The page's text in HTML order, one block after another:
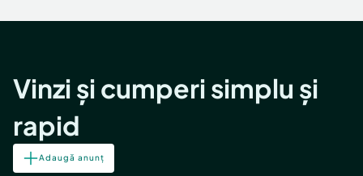
Vinzi și cumperi simplu și
rapid
Adaugă anunț